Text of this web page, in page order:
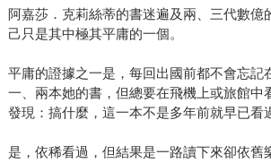
阿嘉莎．克莉絲蒂的書迷遍及兩、三代數億
己只是其中極其平庸的一個。
平庸的證據之一是，每回出國前都不會忘記
一、兩本她的書，但總要在飛機上或旅館中
發現：搞什麼，這一本不是多年前就早已看
是，依稀看過，但結果是一路讀下來卻依舊